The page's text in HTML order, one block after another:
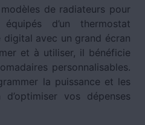
de radiateurs pour
d’un thermostat
avec un grand écran
et à utiliser, il bénéficie
personnalisables.
la puissance et les
vos dépenses